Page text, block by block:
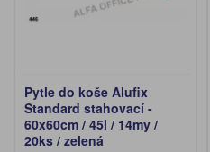
Pytle do koše Alufix
Standard stahovací -
60x60cm / 45l / 14my /
20ks / zelená